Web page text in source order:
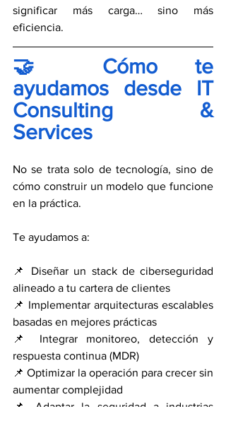
significar más carga… sino más
eficiencia.
🤝 Cómo te
ayudamos desde IT
Consulting &
Services
No se trata solo de tecnología, sino de
cómo construir un modelo que funcione
en la práctica.
Te ayudamos a:
📌 Diseñar un stack de ciberseguridad
alineado a tu cartera de clientes
📌 Implementar arquitecturas escalables
basadas en mejores prácticas
📌 Integrar monitoreo, detección y
respuesta continua (MDR)
📌 Optimizar la operación para crecer sin
aumentar complejidad
📌 Adaptar la seguridad a industrias